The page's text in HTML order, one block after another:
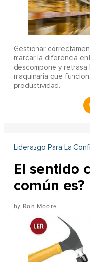
Gestionar
marcar la diferencia
descompone y retrasa
maquinaria que
productividad.
Liderazgo Para La
El sentido
común es?
Ron Moore